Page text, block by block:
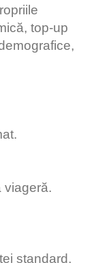
top-up
viageră.
standard,